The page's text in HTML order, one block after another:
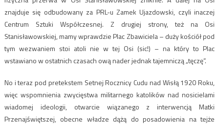
znajduje się odbudowany za PRL-u Zamek Ujazdowski, czyli inaczej
Centrum Sztuki Współczesnej. Z drugiej strony, też na Osi
Stanisławowskiej, mamy wprawdzie Plac Zbawiciela – duży kościół pod
tym wezwaniem stoi atoli nie w tej Osi (sic!) – na który to Plac
wstawiano w ostatnich czasach ową nader jednak tajemniczą „tęczę”.
No i teraz pod pretekstem Setnej Rocznicy Cudu nad Wisłą 1920 Roku,
więc wspomnienia zwycięstwa militarnego katolików nad nosicielami
wiadomej ideologii, otwarcie wiązanego z interwencją Matki
Przenajświętszej, obecne władze dążą do posadowienia na tejże